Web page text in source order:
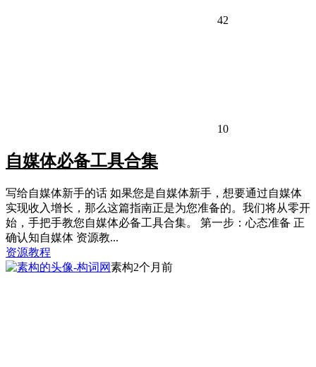
42
10
自媒体必备工具合集
写给自媒体新手的话 如果您是自媒体新手，想要通过自媒体
实现收入增长，那么这篇指南正是为您准备的。我们将从零开
始，手把手教您自媒体必备工具合集。 第一步：心态准备 正
确认知自媒体 资源教...
资源教程
素构2个月前